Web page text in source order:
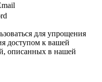
для упрощения
доступом к вашей
описанных в нашей